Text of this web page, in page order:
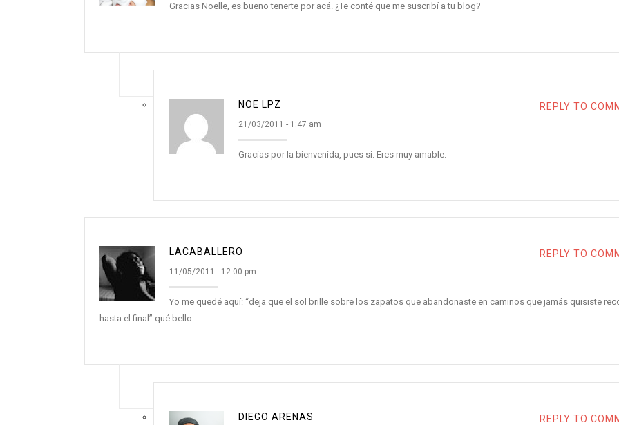
Gracias Noelle, es bueno tenerte por acá. ¿Te conté que me suscribí a tu blog?
NOE LPZ
21/03/2011 - 1:47 am
Gracias por la bienvenida, pues si. Eres muy amable.
REPLY TO
LACABALLERO
11/05/2011 - 12:00 pm
Yo me quedé aquí: “deja que el sol brille sobre los zapatos que abandonaste en caminos que jamás quisiste
hasta el final” qué bello.
REPLY TO
DIEGO ARENAS REPLY TO